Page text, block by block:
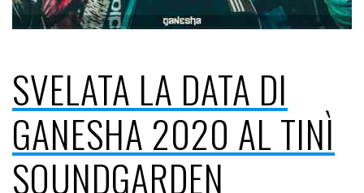
SVELATA LA DATA DI
GANESHA 2020 AL TINÌ
SOUNDGARDEN